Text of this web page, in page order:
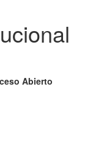
Abierto